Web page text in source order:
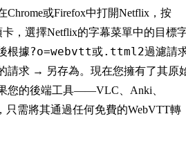
Chrome或Firefox中打開Netflix，按
，選擇Netflix的字幕菜單中的目標
根據?o=webvtt或.ttml2過濾請
請求 → 另存為。現在您擁有了其原
您的後端工具——VLC、Anki、
需將其通過任何免費的WebVTT轉